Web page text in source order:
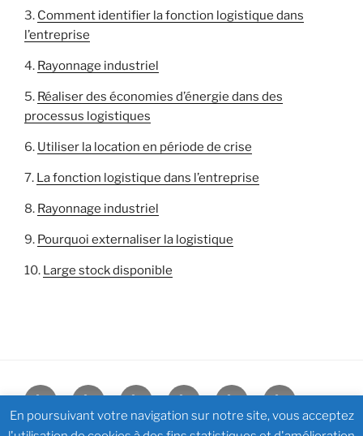
Comment identifier la fonction logistique dans
l’entreprise
Rayonnage industriel
Réaliser des économies d’énergie dans des
processus logistiques
Utiliser la location en période de crise
La fonction logistique dans l’entreprise
Rayonnage industriel
Pourquoi externaliser la logistique
Large stock disponible
Manurack
simple
Manurack
Double
Caisse
plastique
ContactDécouvrez
la
BLOG
En poursuivant votre navigation sur notre site, vous acceptez